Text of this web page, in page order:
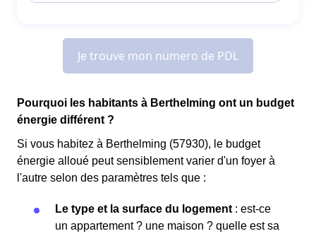
Pourquoi les habitants à Berthelming ont un budget
énergie différent ?
Si vous habitez à Berthelming (57930), le budget
énergie alloué peut sensiblement varier d'un foyer à
l'autre selon des paramètres tels que :
Le type et la surface du logement : est-ce
un appartement ? une maison ? quelle est sa